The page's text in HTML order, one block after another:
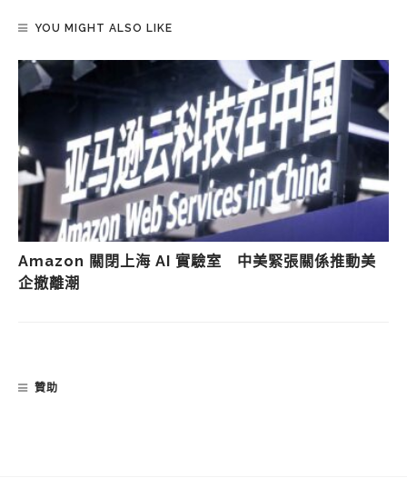
YOU MIGHT ALSO LIKE
Amazon 關閉上海 AI 實驗室 中美緊張關係推動美
企撤離潮
贊助